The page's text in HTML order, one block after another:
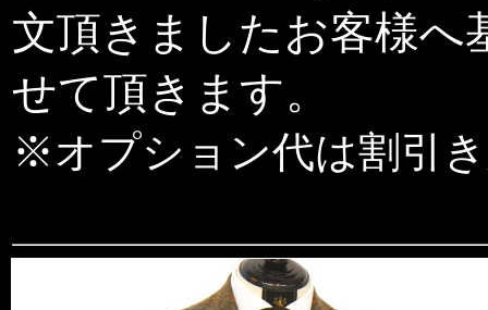
文頂きましたお客様へ
せて頂きます。
※オプション代は割引